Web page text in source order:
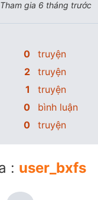
Tham gia 6 tháng trước
0
truyện
2
truyện
1
truyện
0
bình luận
0 truyện
: user_bxfs